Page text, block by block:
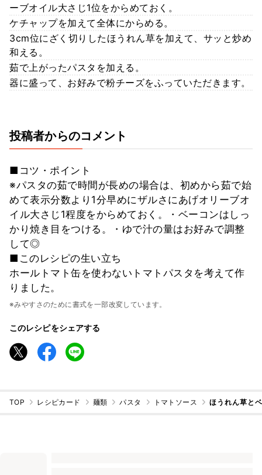
ーブオイル大さじ1位をからめておく。
ケチャップを加えて全体にからめる。
3cm位にざく切りしたほうれん草を加えて、サッと炒め
和える。
茹で上がったパスタを加える。
器に盛って、お好みで粉チーズをふっていただきます。
投稿者からのコメント
■コツ・ポイント
※パスタの茹で時間が長めの場合は、初めから茹で始
めて表示分数より1分早めにザルさにあげオリーブオ
イル大さじ1程度をからめておく。・ベーコンはしっ
かり焼き目をつける。・ゆで汁の量はお好みで調整
して◎
■このレシピの生い立ち
ホールトマト缶を使わないトマトパスタを考えて作
りました。
※みやすさのために書式を一部改変しています。
このレシピをシェアする
TOP レシピカード 麺類 パスタ トマトソース ほうれん草と